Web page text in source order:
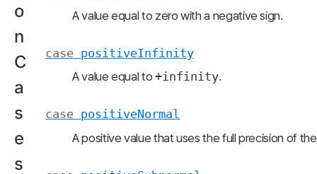
o
n
C
a
s
e
s
A value equal to zero with a negative sign.
case positiveInfinity
A value equal to +infinity.
case positiveNormal
A positive value that uses the full precision of